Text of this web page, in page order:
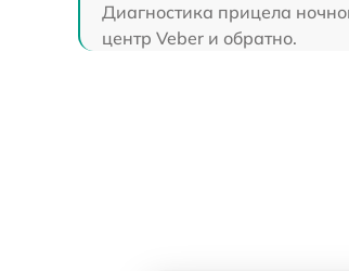
Диагностика прицела
центр Veber и обратно.